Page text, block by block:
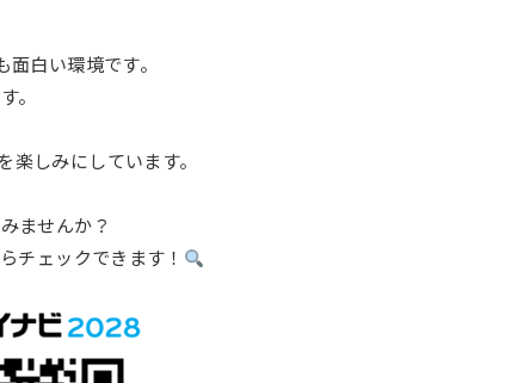
白い環境です。
。
しみにしています。
ませんか？
チェックできます！